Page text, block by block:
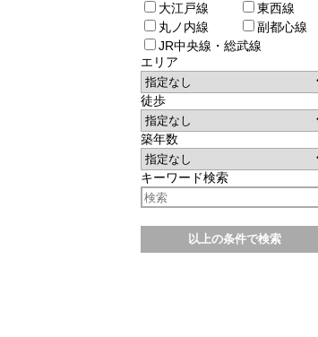
大江戸線
東西線
丸ノ内線
副都心線
JR中央線・総武線
エリア
徒歩
築年数
キーワード検索